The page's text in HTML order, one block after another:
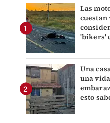
Las
cuestan
'bikers'
Una
una
esto